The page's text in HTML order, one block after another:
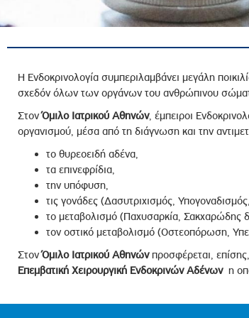
Στελεχών και Συνεργατών
- Υποψηφιοτήτων
Ελέγχου
Κανονισμός Λειτουργίας
2023
2024
Τρίτων Μερών
και Προαγωγής των Δικαιωμάτων των
Η Ενδοκρινολογία συμπεριλαμβάνει μεγάλη
σχεδόν όλων των οργάνων του ανθρώπινου
ΣτονΌμιλο Ιατρικού Αθηνών, έμπειροι
οργανισμού, μέσα από τη διάγνωση και την
το θυρεοειδή αδένα,
τα επινεφρίδια,
την υπόφυση,
τις γονάδες (Δασυτριχισμός,
το μεταβολισμό (Παχυσαρκία, Σακχαρώδης
τον οστικό μεταβολισμό (Οστεοπόρωση,
ΣτονΌμιλο Ιατρικού Αθηνώνπροσφέρεται,
Επεμβατική Χειρουργική Ενδοκρινών Αδένωνη